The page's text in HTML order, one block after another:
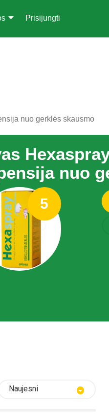
Prisijungti
nuo gerklės skausmo
nuo
5
Naujesni